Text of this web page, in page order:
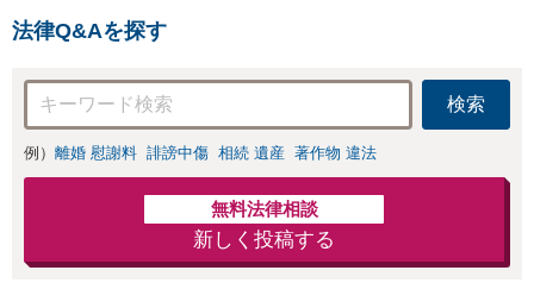
法律Q&Aを探す
検索
例） 離婚 慰謝料 誹謗中傷 相続 遺産 著作物 違法
無料法律相談
新しく投稿する